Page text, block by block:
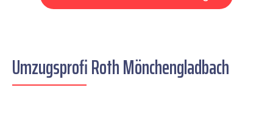
Umzugsprofi Roth Mönchengladbach